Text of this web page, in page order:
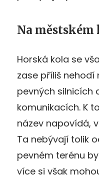
Na městském
Horská kola se
zase příliš nehodí
pevných silnicích
komunikacích. K
název napovídá,
Ta nebývají tolik
pevném terénu
více si však